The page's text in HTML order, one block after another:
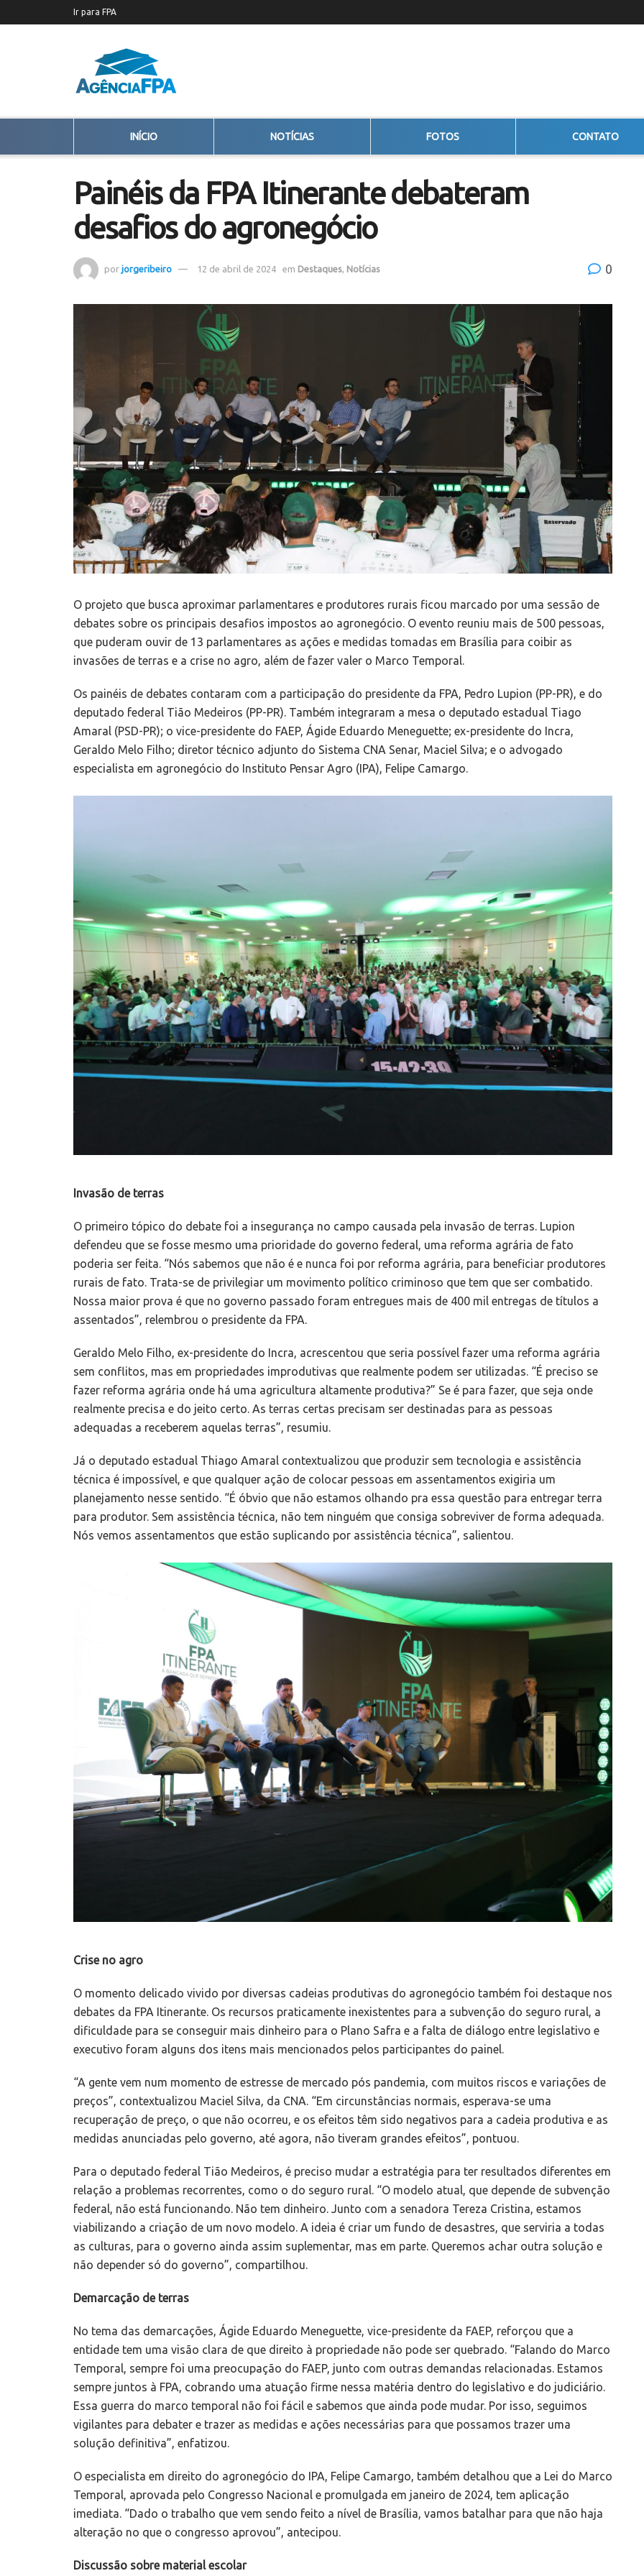
Ir para FPA
INÍCIO NOTÍCIAS FOTOS CONTATO
Painéis da FPA Itinerante debateram
desafios do agronegócio
por jorgeribeiro 12 de abril de 2024 em Destaques Notícias 0
O projeto que busca aproximar parlamentares e produtores rurais ficou marcado por uma sessão de
debates sobre os principais desafios impostos ao agronegócio. O evento reuniu mais de 500 pessoas,
que puderam ouvir de 13 parlamentares as ações e medidas tomadas em Brasília para coibir as
invasões de terras e a crise no agro, além de fazer valer o Marco Temporal.
Os painéis de debates contaram com a participação do presidente da FPA, Pedro Lupion (PP-PR), e do
deputado federal Tião Medeiros (PP-PR). Também integraram a mesa o deputado estadual Tiago
Amaral (PSD-PR); o vice-presidente do FAEP, Ágide Eduardo Meneguette; ex-presidente do Incra,
Geraldo Melo Filho; diretor técnico adjunto do Sistema CNA Senar, Maciel Silva; e o advogado
especialista em agronegócio do Instituto Pensar Agro (IPA), Felipe Camargo.
Invasão de terras
O primeiro tópico do debate foi a insegurança no campo causada pela invasão de terras. Lupion
defendeu que se fosse mesmo uma prioridade do governo federal, uma reforma agrária de fato
poderia ser feita. “Nós sabemos que não é e nunca foi por reforma agrária, para beneficiar produtores
rurais de fato. Trata-se de privilegiar um movimento político criminoso que tem que ser combatido.
Nossa maior prova é que no governo passado foram entregues mais de 400 mil entregas de títulos a
assentados”, relembrou o presidente da FPA.
Geraldo Melo Filho, ex-presidente do Incra, acrescentou que seria possível fazer uma reforma agrária
sem conflitos, mas em propriedades improdutivas que realmente podem ser utilizadas. “É preciso se
fazer reforma agrária onde há uma agricultura altamente produtiva?” Se é para fazer, que seja onde
realmente precisa e do jeito certo. As terras certas precisam ser destinadas para as pessoas
adequadas a receberem aquelas terras”, resumiu.
Já o deputado estadual Thiago Amaral contextualizou que produzir sem tecnologia e assistência
técnica é impossível, e que qualquer ação de colocar pessoas em assentamentos exigiria um
planejamento nesse sentido. “É óbvio que não estamos olhando pra essa questão para entregar terra
para produtor. Sem assistência técnica, não tem ninguém que consiga sobreviver de forma adequada.
Nós vemos assentamentos que estão suplicando por assistência técnica”, salientou.
Crise no agro
O momento delicado vivido por diversas cadeias produtivas do agronegócio também foi destaque nos
debates da FPA Itinerante. Os recursos praticamente inexistentes para a subvenção do seguro rural, a
dificuldade para se conseguir mais dinheiro para o Plano Safra e a falta de diálogo entre legislativo e
executivo foram alguns dos itens mais mencionados pelos participantes do painel.
“A gente vem num momento de estresse de mercado pós pandemia, com muitos riscos e variações de
preços”, contextualizou Maciel Silva, da CNA. “Em circunstâncias normais, esperava-se uma
recuperação de preço, o que não ocorreu, e os efeitos têm sido negativos para a cadeia produtiva e as
medidas anunciadas pelo governo, até agora, não tiveram grandes efeitos”, pontuou.
Para o deputado federal Tião Medeiros, é preciso mudar a estratégia para ter resultados diferentes em
relação a problemas recorrentes, como o do seguro rural. “O modelo atual, que depende de subvenção
federal, não está funcionando. Não tem dinheiro. Junto com a senadora Tereza Cristina, estamos
viabilizando a criação de um novo modelo. A ideia é criar um fundo de desastres, que serviria a todas
as culturas, para o governo ainda assim suplementar, mas em parte. Queremos achar outra solução e
não depender só do governo”, compartilhou.
Demarcação de terras
No tema das demarcações, Ágide Eduardo Meneguette, vice-presidente da FAEP, reforçou que a
entidade tem uma visão clara de que direito à propriedade não pode ser quebrado. “Falando do Marco
Temporal, sempre foi uma preocupação do FAEP, junto com outras demandas relacionadas. Estamos
sempre juntos à FPA, cobrando uma atuação firme nessa matéria dentro do legislativo e do judiciário.
Essa guerra do marco temporal não foi fácil e sabemos que ainda pode mudar. Por isso, seguimos
vigilantes para debater e trazer as medidas e ações necessárias para que possamos trazer uma
solução definitiva”, enfatizou.
O especialista em direito do agronegócio do IPA, Felipe Camargo, também detalhou que a Lei do Marco
Temporal, aprovada pelo Congresso Nacional e promulgada em janeiro de 2024, tem aplicação
imediata. “Dado o trabalho que vem sendo feito a nível de Brasília, vamos batalhar para que não haja
alteração no que o congresso aprovou”, antecipou.
Discussão sobre material escolar